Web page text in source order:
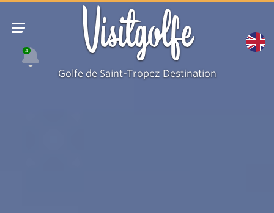
4 Visitgolfe
Golfe de Saint-Tropez Destination